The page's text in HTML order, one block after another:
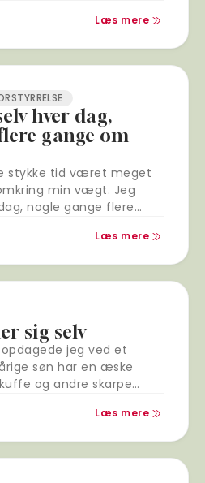
Læs mere
hver dag,
gange om
stykke tid været meget
min vægt. Jeg
nogle gange flere
Læs mere
sig selv
opdagede jeg ved et
søn har en æske
og andre skarpe
Læs mere